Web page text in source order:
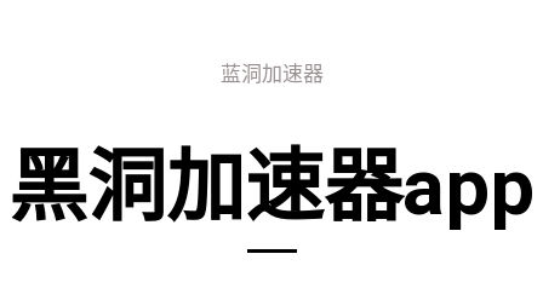
蓝洞加速器
黑洞加速器app